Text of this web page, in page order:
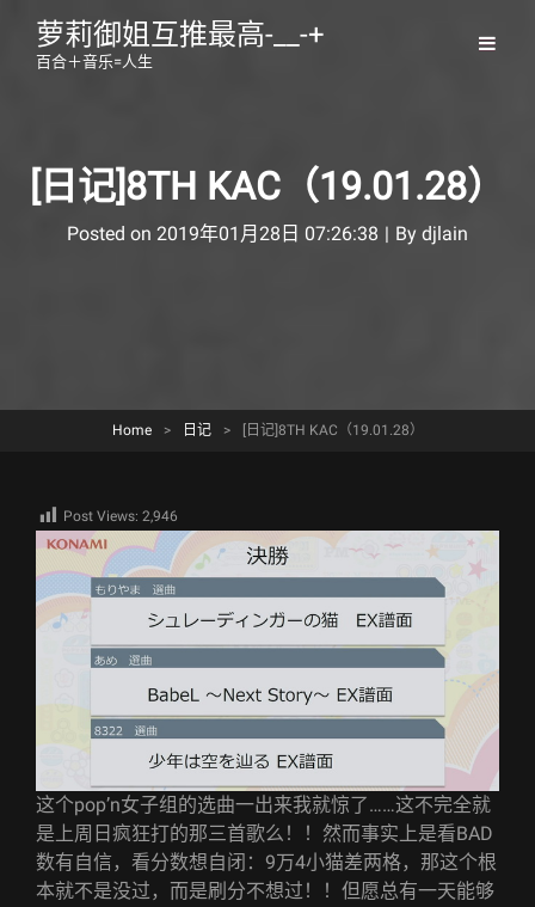
萝莉御姐互推最高-__-+
百合＋音乐=人生
[日记]8TH KAC（19.01.28）
Posted on 2019年01月28日 07:26:38 | By Byline
djlain
Home > 日记 > [日记]8TH KAC（19.01.28）
Post Views: 2,946
这个pop’n女子组的选曲一出来我就惊了……这不完全就
是上周日疯狂打的那三首歌么！！然而事实上是看BAD
数有自信，看分数想自闭：9万4小猫差两格，那这个根
本就不是没过，而是刷分不想过！！但愿总有一天能够